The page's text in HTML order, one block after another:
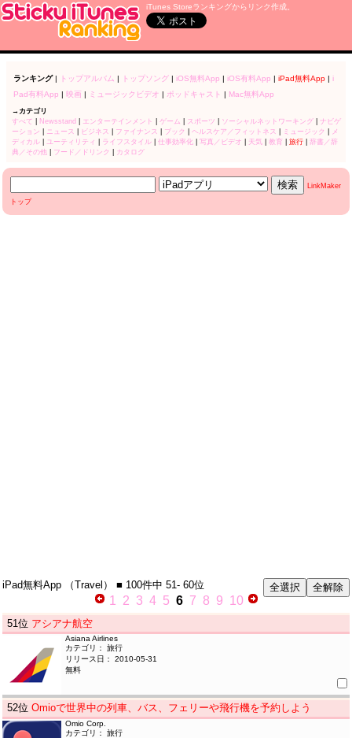
iTunes Storeランキングからリンク作成。
ランキング| トップアルバム | トップソング| iOS無料App | iOS有料App | iPad無料App| i
Pad有料App | 映画| ミュージックビデオ | ポッドキャスト | Mac無料App
→カテゴリ
すべて
Newsstand エンターテインメント ゲーム スポーツ ソーシャルネットワーキング| ナビゲ
ーション
ニュース ビジネス ファイナンス ブック ヘルスケア／フィットネス ミュージック
メ
ディカル| ユーティリティ ライフスタイル| 仕事効率化 写真／ビデオ 天気| 教育| 旅行| 辞書／辞
典／その他
フード／ドリンク カタログ
LinkMaker
トップ
iPad無料App （Travel） ■ 100件中 51- 60位
1 2 3 4 5 6 7 8 9 10
51位 アシアナ航空
Asiana Airlines
カテゴリ： 旅行
リリース日： 2010-05-31
無料
52位Omioで世界中の列車、バス、フェリーや飛行機を予約しよう
Omio Corp.
カテゴリ： 旅行